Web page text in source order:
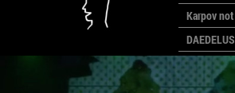
Karpov not
LALELE,
anului la